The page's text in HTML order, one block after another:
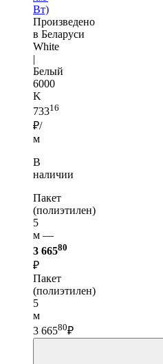
Вт)
Произведено
в Беларуси
White
|
Белый
6000
K
73316
₽/
м
В
наличии
Пакет
(полиэтилен)
5
м —
3 66580
₽
Пакет
(полиэтилен)
5
м
3 66580₽